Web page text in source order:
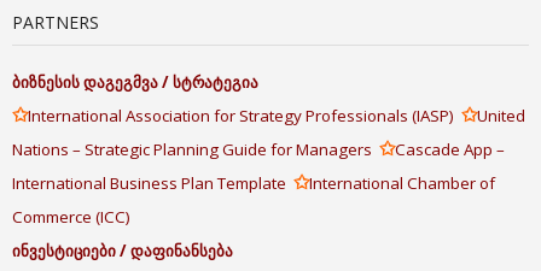
PARTNERS
ბიზნესისდაგეგმვა/სტრატეგია
✩International Association for Strategy Professionals (IASP) ✩United
Nations – Strategic Planning Guide for Managers ✩Cascade App –
International Business Plan Template ✩International Chamber of
Commerce (ICC)
ინვესტიციები/დაფინანსება